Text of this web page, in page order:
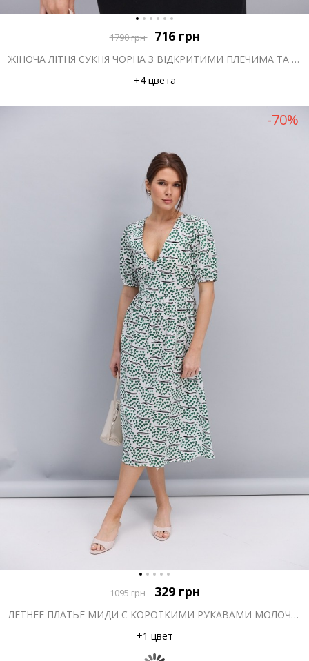
1790грн 716 грн
ЖІНОЧА ЛІТНЯ СУКНЯ ЧОРНА З ВІДКРИТИМИ ПЛЕЧИМА ТА ВИРІЗОМ НА ТАЛІЇ
+4 цвета
-70%
1095грн 329 грн
ЛЕТНЕЕ ПЛАТЬЕ МИДИ С КОРОТКИМИ РУКАВАМИ МОЛОЧНОЕ В ЗЕЛЕНЫЕ СЕРДЕЧКА
+1 цвет